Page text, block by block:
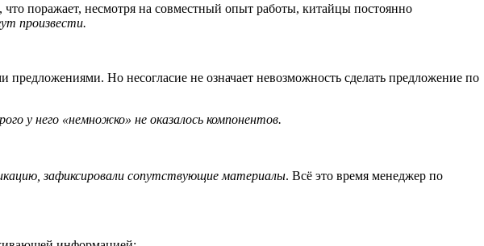
поражает, несмотря на совместный опыт работы, китайцы постоянно
произвести.
Но несогласие не означает невозможность сделать предложение по
у него «немножко» не оказалось компонентов.
зафиксировали сопутствующие материалы. Всё это время менеджер по